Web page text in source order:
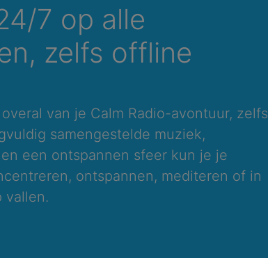
7 op alle
zelfs offline
van je Calm Radio-avontuur, zelfs
samengestelde muziek,
een ontspannen sfeer kun je je
ontspannen, mediteren of in
vallen.